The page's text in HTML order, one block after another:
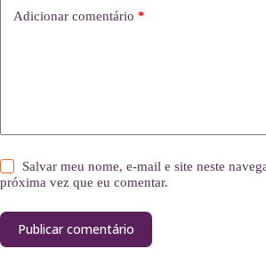
Adicionar comentário *
Salvar meu nome, e-mail e site neste
próxima vez que eu comentar.
Publicar comentário